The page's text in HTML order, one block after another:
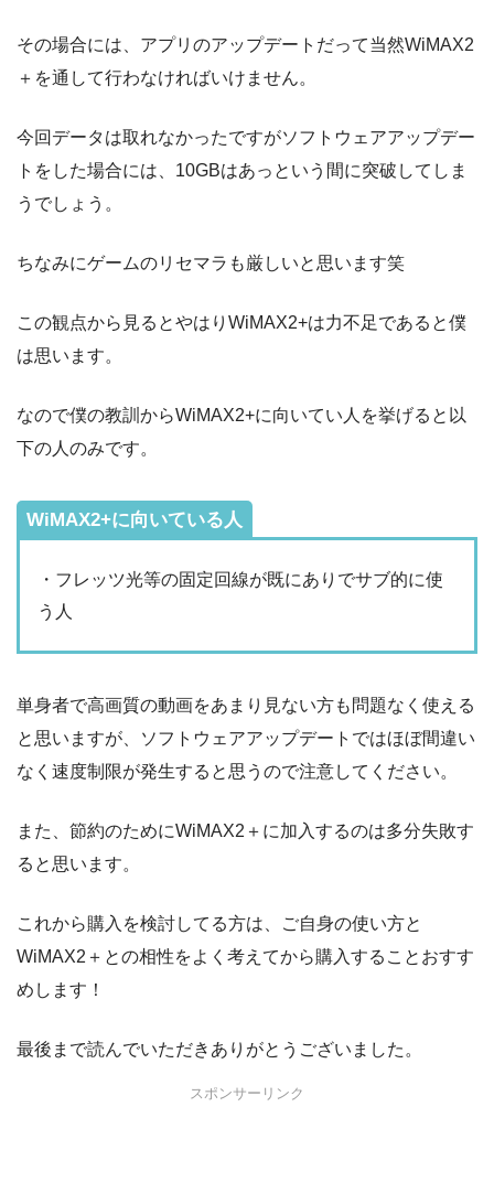
その場合には、アプリのアップデートだって当然WiMAX2
＋を通して行わなければいけません。
今回データは取れなかったですがソフトウェアアップデー
トをした場合には、10GBはあっという間に突破してしま
うでしょう。
ちなみにゲームのリセマラも厳しいと思います笑
この観点から見るとやはりWiMAX2+は力不足であると僕
は思います。
なので僕の教訓からWiMAX2+に向いてい人を挙げると以
下の人のみです。
WiMAX2+に向いている人
・フレッツ光等の固定回線が既にありでサブ的に使
う人
単身者で高画質の動画をあまり見ない方も問題なく使える
と思いますが、ソフトウェアアップデートではほぼ間違い
なく速度制限が発生すると思うので注意してください。
また、節約のためにWiMAX2＋に加入するのは多分失敗す
ると思います。
これから購入を検討してる方は、ご自身の使い方と
WiMAX2＋との相性をよく考えてから購入することおすす
めします！
最後まで読んでいただきありがとうございました。
スポンサーリンク